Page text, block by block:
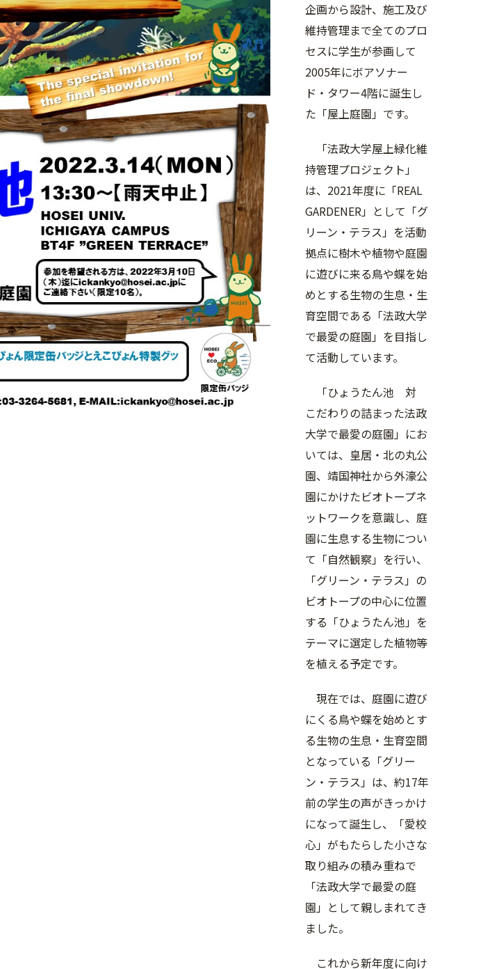
企画から設計、施工及び
維持管理まで全てのプロ
セスに学生が参画して
2005年にボアソナー
ド・タワー4階に誕生し
た「屋上庭園」です。
「法政大学屋上緑化維
持管理プロジェクト」
は、2021年度に「REAL
GARDENER」として「グ
リーン・テラス」を活動
拠点に樹木や植物や庭園
に遊びに来る鳥や蝶を始
めとする生物の生息・生
育空間である「法政大学
で最愛の庭園」を目指し
て活動しています。
「ひょうたん池 対
こだわりの詰まった法政
大学で最愛の庭園」にお
いては、皇居・北の丸公
園、靖国神社から外濠公
園にかけたビオトープネ
ットワークを意識し、庭
園に生息する生物につい
て「自然観察」を行い、
「グリーン・テラス」の
ビオトープの中心に位置
する「ひょうたん池」を
テーマに選定した植物等
を植える予定です。
現在では、庭園に遊び
にくる鳥や蝶を始めとす
る生物の生息・生育空間
となっている「グリー
ン・テラス」は、約17年
前の学生の声がきっかけ
になって誕生し、「愛校
心」がもたらした小さな
取り組みの積み重ねで
「法政大学で最愛の庭
園」として親しまれてき
ました。
これから新年度に向け